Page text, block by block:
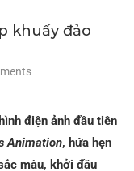
khuấy đảo
điện ảnh đầu tiên
Animation, hứa hẹn
màu, khởi đầu